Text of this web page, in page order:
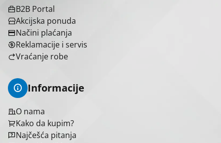
B2B Portal
Akcijska ponuda
Načini plaćanja
Reklamacije i servis
Vraćanje robe
Informacije
O nama
Kako da kupim?
Najčešća pitanja